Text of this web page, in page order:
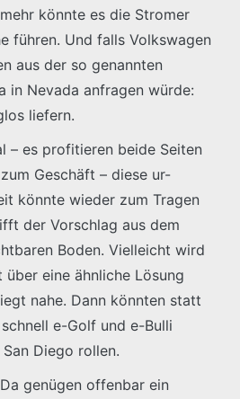
könnte es die Stromer
führen. Und falls Volkswagen
aus der so genannten
in Nevada anfragen würde:
liefern.
– es profitieren beide Seiten
Geschäft – diese ur-
könnte wieder zum Tragen
der Vorschlag aus dem
Boden. Vielleicht wird
eine ähnliche Lösung
nahe. Dann könnten statt
e-Golf und e-Bulli
Diego rollen.
genügen offenbar ein